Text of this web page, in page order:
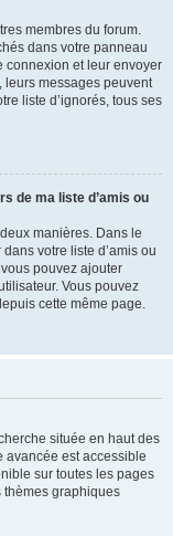
membres du forum.
dans votre panneau
connexion et leur envoyer
leurs messages peuvent
liste d’ignorés, tous ses
de ma liste d’amis ou
manières. Dans le
votre liste d’amis ou
pouvez ajouter
Vous pouvez
cette même page.
située en haut des
avancée est accessible
sur toutes les pages
thèmes graphiques